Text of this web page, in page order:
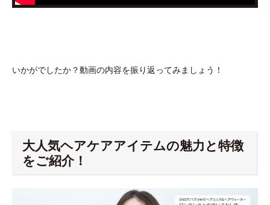
いかがでしたか？動画の内容を振り返ってみましょう！
大人気ヘアケアアイテムの魅力と特徴
をご紹介！